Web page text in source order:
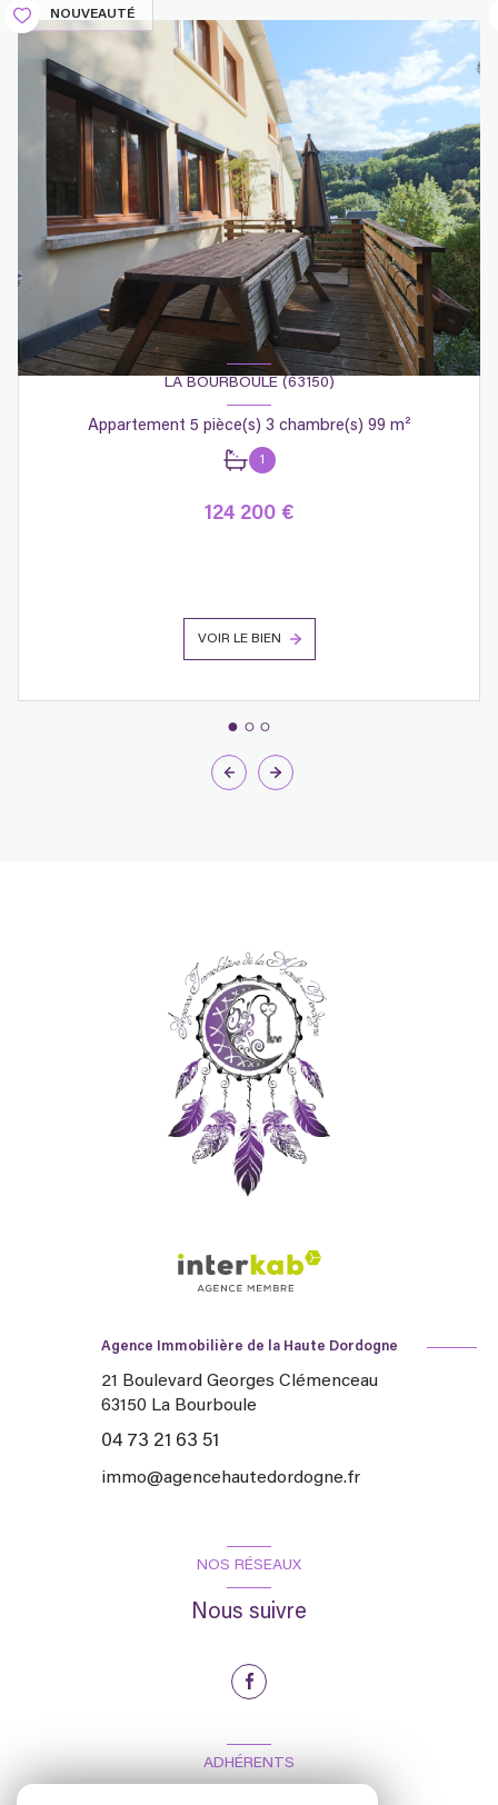
NOUVEAUTÉ
LA BOURBOULE (63150)
Appartement 5 pièce(s) 3 chambre(s) 99 m²
1
124 200 €
VOIR LE BIEN
Agence Immobilière de la Haute Dordogne
21 Boulevard Georges Clémenceau
63150 La Bourboule
04 73 21 63 51
immo@agencehautedordogne.fr
NOS RÉSEAUX
Nous suivre
ADHÉRENTS